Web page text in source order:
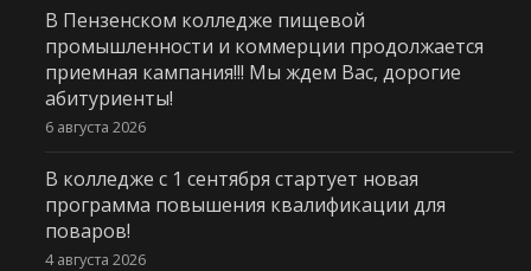
В Пензенском колледже пищевой
промышленности и коммерции продолжается
приемная кампания!!! Мы ждем Вас, дорогие
абитуриенты!
6 августа 2026
В колледже с 1 сентября стартует новая
программа повышения квалификации для
поваров!
4 августа 2026